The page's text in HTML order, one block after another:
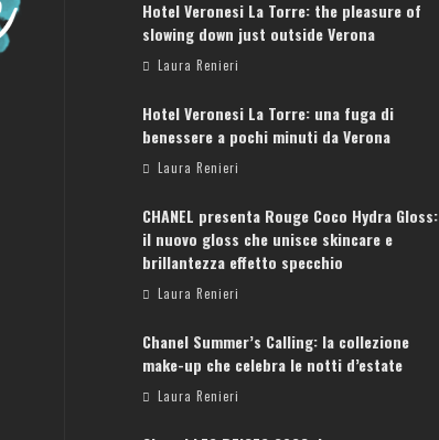
Hotel Veronesi La Torre: the pleasure of
slowing down just outside Verona
Laura Renieri
Hotel Veronesi La Torre: una fuga di
benessere a pochi minuti da Verona
Laura Renieri
CHANEL presenta Rouge Coco Hydra Gloss:
il nuovo gloss che unisce skincare e
brillantezza effetto specchio
Laura Renieri
Chanel Summer’s Calling: la collezione
make-up che celebra le notti d’estate
Laura Renieri